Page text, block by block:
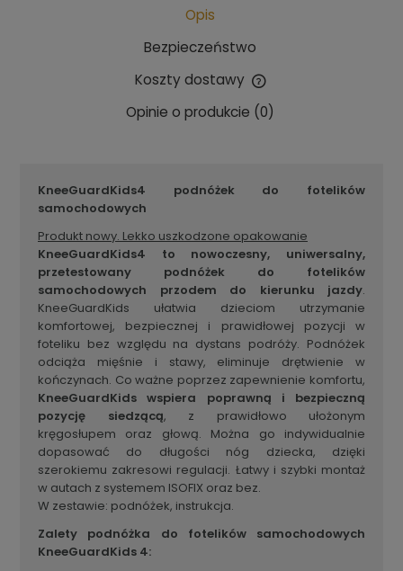
Opis
Bezpieczeństwo
Koszty dostawy
Cena nie zawiera ewentualnych kosztów płatności
Opinie o produkcie (0)
KneeGuardKids4 podnóżek do fotelików
samochodowych
Produkt nowy. Lekko uszkodzone opakowanie
KneeGuardKids4 to nowoczesny, uniwersalny,
przetestowany podnóżek do fotelików
samochodowych przodem do kierunku jazdy.
KneeGuardKids ułatwia dzieciom utrzymanie
komfortowej, bezpiecznej i prawidłowej pozycji w
foteliku bez względu na dystans podróży. Podnóżek
odciąża mięśnie i stawy, eliminuje drętwienie w
kończynach. Co ważne poprzez zapewnienie komfortu,
KneeGuardKids wspiera poprawną i bezpieczną
pozycję siedzącą, z prawidłowo ułożonym
kręgosłupem oraz głową. Można go indywidualnie
dopasować do długości nóg dziecka, dzięki
szerokiemu zakresowi regulacji. Łatwy i szybki montaż
w autach z systemem ISOFIX oraz bez.
W zestawie: podnóżek, instrukcja.
Zalety podnóżka do fotelików samochodowych
KneeGuardKids 4: